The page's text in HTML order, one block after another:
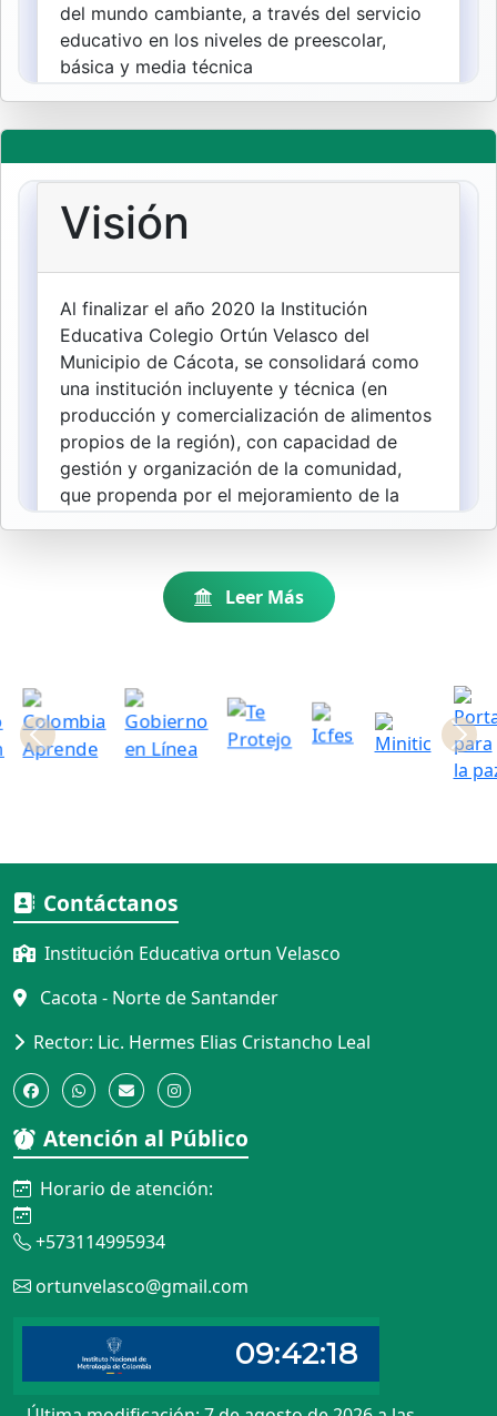
Leer Más
Contáctanos
Institución Educativa ortun Velasco
Cacota - Norte de Santander
Rector: Lic. Hermes Elias Cristancho Leal
Atención al Público
Horario de atención:
+573114995934
ortunvelasco@gmail.com